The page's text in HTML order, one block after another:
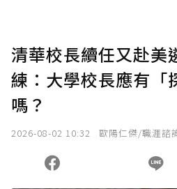
清華校長續任又赴美
練：大學校長應有「
嗎？
2026-08-02 10:32 歐陽仁傑/職涯諮